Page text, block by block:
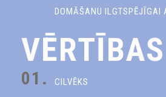
DOMĀŠANU ILGTSPĒJĪGAI
VĒRTĪBAS
01. CILVĒKS